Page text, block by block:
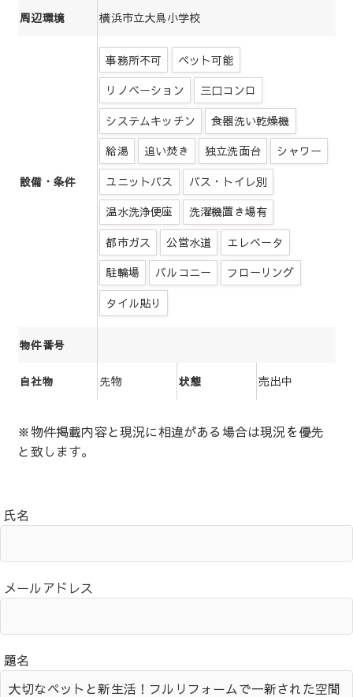
周辺環境 横浜市立大鳥小学校
設備・条件
事務所不可
ペット可能
リノベーション
三口コンロ
システムキッチン
食器洗い乾燥機
給湯
追い焚き 独立洗面台
シャワー
ユニットバス
バス・トイレ別
温水洗浄便座
洗濯機置き場有
都市ガス
公営水道
エレベータ
駐輪場
バルコニー
フローリング
タイル貼り
物件番号
自社物 先物 状態 売出中
※物件掲載内容と現況に相違がある場合は現況を優先
と致します。
氏名
メールアドレス
題名